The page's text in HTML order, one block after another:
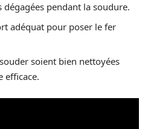
dégagées pendant la soudure.
adéquat pour poser le fer
soient bien nettoyées
efficace.